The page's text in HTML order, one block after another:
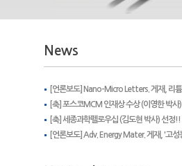
News
[축] 포스코MCM 인재상 수상 (이영한 박사)
[축] 세종과학펠로우십 (김도현 박사) 선정!!